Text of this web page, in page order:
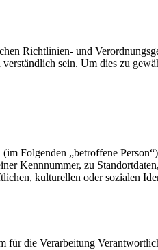
Richtlinien- und
sein. Um dies zu
Folgenden „betroffene
Kennnummer, zu
kulturellen oder sozialen
für die Verarbeitung